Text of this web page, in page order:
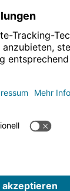
mehr News